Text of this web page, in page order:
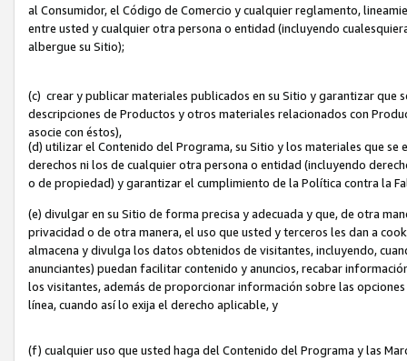
al Consumidor, el Código de Comercio y cualquier reglamento,
entre usted y cualquier otra persona o entidad (incluyendo
albergue su Sitio);
(c) crear y publicar materiales publicados en su Sitio y garantizar que
descripciones de Productos y otros materiales relacionados con
asocie con éstos),
(d) utilizar el Contenido del Programa, su Sitio y los materiales que se
derechos ni los de cualquier otra persona o entidad (incluyendo
o de propiedad) y garantizar el cumplimiento de la Política contra la
(e) divulgar en su Sitio de forma precisa y adecuada y que, de otra
privacidad o de otra manera, el uso que usted y terceros les dan a
almacena y divulga los datos obtenidos de visitantes, incluyendo,
anunciantes) puedan facilitar contenido y anuncios, recabar
los visitantes, además de proporcionar información sobre las
línea, cuando así lo exija el derecho aplicable, y
(f) cualquier uso que usted haga del Contenido del Programa y las